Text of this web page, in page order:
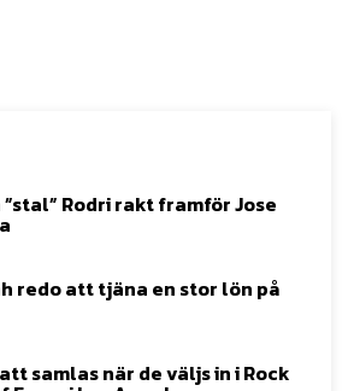
Rodri rakt framför Jose
redo att tjäna en stor lön på
samlas när de väljs in i Rock